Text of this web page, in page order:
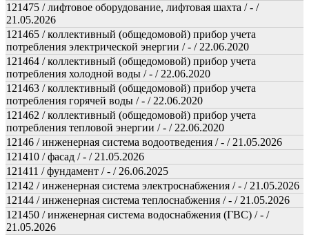
121475 / лифтовое оборудование, лифтовая шахта / - /
21.05.2026
121465 / коллективный (общедомовой) прибор учета
потребления электрической энергии / - / 22.06.2020
121464 / коллективный (общедомовой) прибор учета
потребления холодной воды / - / 22.06.2020
121463 / коллективный (общедомовой) прибор учета
потребления горячей воды / - / 22.06.2020
121462 / коллективный (общедомовой) прибор учета
потребления тепловой энергии / - / 22.06.2020
12146 / инженерная система водоотведения / - / 21.05.2026
121410 / фасад / - / 21.05.2026
121411 / фундамент / - / 26.06.2025
12142 / инженерная система электроснабжения / - / 21.05.2026
12144 / инженерная система теплоснабжения / - / 21.05.2026
121450 / инженерная система водоснабжения (ГВС) / - /
21.05.2026